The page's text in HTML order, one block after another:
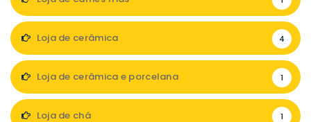
Loja de cerâmica 4
Loja de cerâmica e porcelana 1
Loja de chá 1